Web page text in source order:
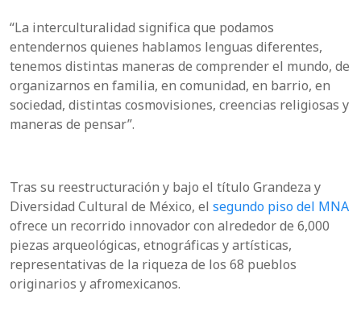
“La interculturalidad significa que podamos
entendernos quienes hablamos lenguas diferentes,
tenemos distintas maneras de comprender el mundo, de
organizarnos en familia, en comunidad, en barrio, en
sociedad, distintas cosmovisiones, creencias religiosas y
maneras de pensar”.
Tras su reestructuración y bajo el título Grandeza y
Diversidad Cultural de México, el segundo piso del MNA
ofrece un recorrido innovador con alrededor de 6,000
piezas arqueológicas, etnográficas y artísticas,
representativas de la riqueza de los 68 pueblos
originarios y afromexicanos.